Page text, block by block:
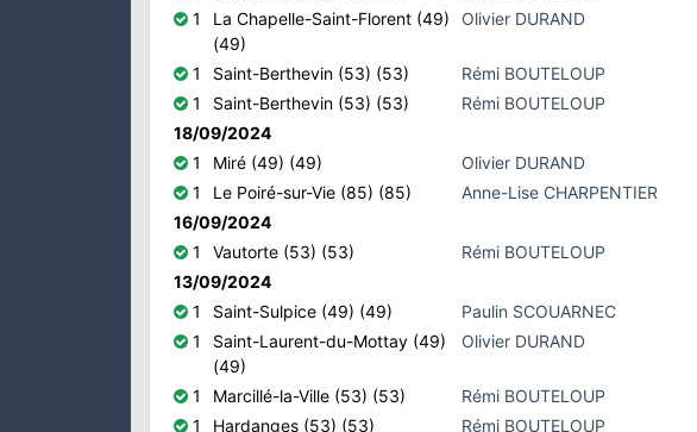
1
La Chapelle-Saint-Florent (49)
(49)
Olivier DURAND
1 Saint-Berthevin (53) (53)
Rémi BOUTELOUP
1
Saint-Berthevin (53) (53)
Rémi BOUTELOUP
18/09/2024
1
Miré (49) (49)
Olivier DURAND
1
Le Poiré-sur-Vie (85) (85)
Anne-Lise CHARPENTIER
16/09/2024
1
Vautorte (53) (53)
Rémi BOUTELOUP
13/09/2024
1
Saint-Sulpice (49) (49)
Paulin SCOUARNEC
1
Saint-Laurent-du-Mottay (49)
(49)
Olivier DURAND
1 Marcillé-la-Ville (53) (53)
Rémi BOUTELOUP
1
Hardanges (53) (53) Rémi BOUTELOUP